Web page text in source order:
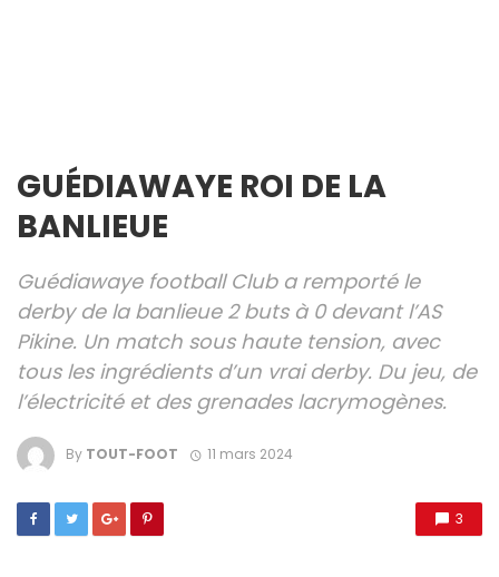
GUÉDIAWAYE ROI DE LA
BANLIEUE
Guédiawaye football Club a remporté le
derby de la banlieue 2 buts à 0 devant l’AS
Pikine. Un match sous haute tension, avec
tous les ingrédients d’un vrai derby. Du jeu, de
l’électricité et des grenades lacrymogènes.
By TOUT-FOOT 11 mars 2024
3